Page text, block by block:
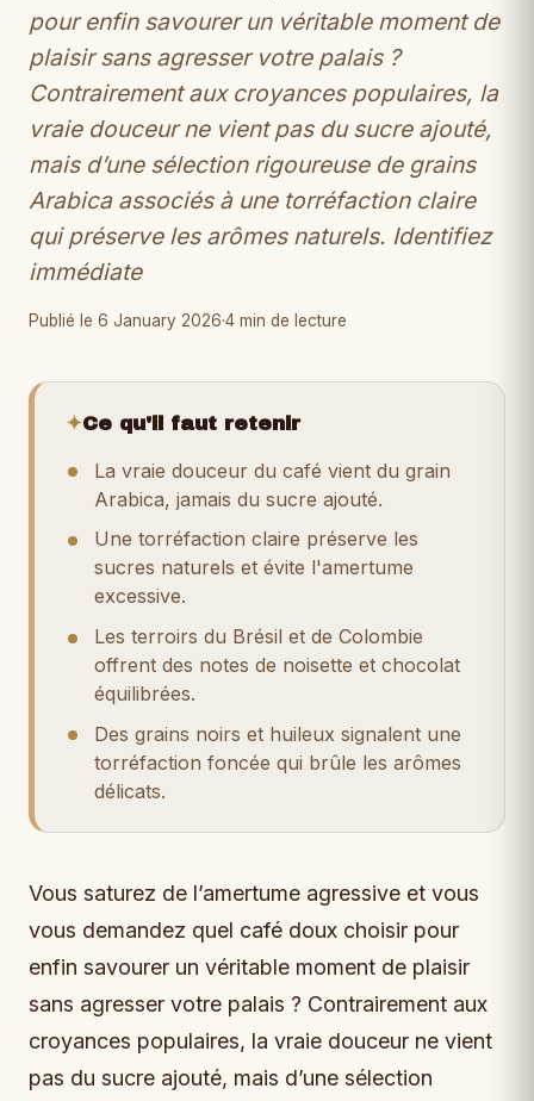
pour enfin savourer un véritable moment de
plaisir sans agresser votre palais ?
Contrairement aux croyances populaires, la
vraie douceur ne vient pas du sucre ajouté,
mais d’une sélection rigoureuse de grains
Arabica associés à une torréfaction claire
qui préserve les arômes naturels. Identifiez
immédiate
Publié le 6 January 2026·4 min de lecture
✦Ce qu'il faut retenir
La vraie douceur du café vient du grain
Arabica, jamais du sucre ajouté.
Une torréfaction claire préserve les
sucres naturels et évite l'amertume
excessive.
Les terroirs du Brésil et de Colombie
offrent des notes de noisette et chocolat
équilibrées.
Des grains noirs et huileux signalent une
torréfaction foncée qui brûle les arômes
délicats.
Vous saturez de l’amertume agressive et vous
vous demandez quel café doux choisir pour
enfin savourer un véritable moment de plaisir
sans agresser votre palais ? Contrairement aux
croyances populaires, la vraie douceur ne vient
pas du sucre ajouté, mais d’une sélection